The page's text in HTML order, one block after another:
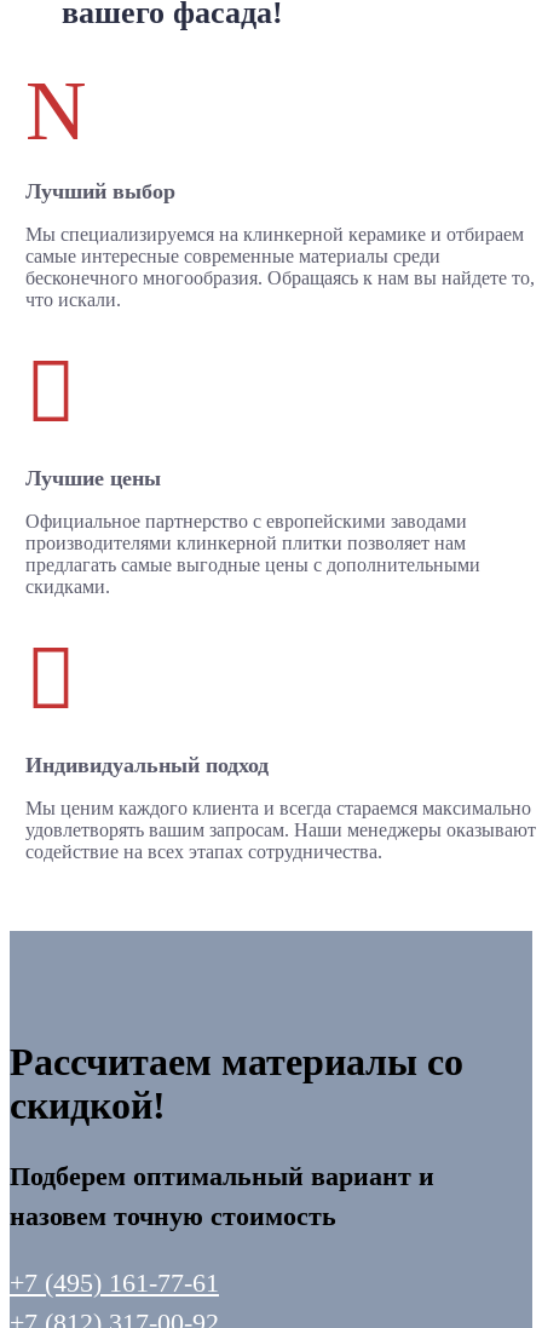
вашего фасада!
N
Лучший выбор
Мы специализируемся на клинкерной керамике и отбираем
самые интересные современные материалы среди
бесконечного многообразия. Обращаясь к нам вы найдете то,
что искали.

Лучшие цены
Официальное партнерство с европейскими заводами
производителями клинкерной плитки позволяет нам
предлагать самые выгодные цены с дополнительными
скидками.

Индивидуальный подход
Мы ценим каждого клиента и всегда стараемся максимально
удовлетворять вашим запросам. Наши менеджеры оказывают
содействие на всех этапах сотрудничества.
Рассчитаем материалы со
скидкой!
Подберем оптимальный вариант и
назовем точную стоимость
+7 (495) 161-77-61